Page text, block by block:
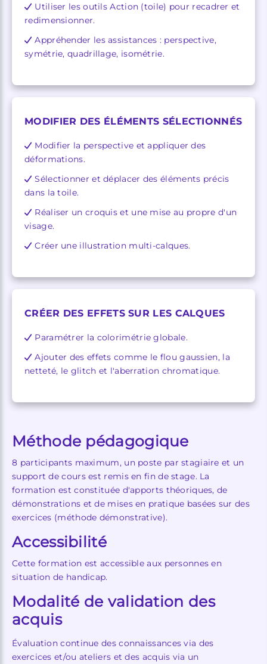
Utiliser les outils Action (toile) pour recadrer et
redimensionner.
Appréhender les assistances : perspective,
symétrie, quadrillage, isométrie.
MODIFIER DES ÉLÉMENTS SÉLECTIONNÉS
Modifier la perspective et appliquer des
déformations.
Sélectionner et déplacer des éléments précis
dans la toile.
Réaliser un croquis et une mise au propre d'un
visage.
Créer une illustration multi-calques.
CRÉER DES EFFETS SUR LES CALQUES
Paramétrer la colorimétrie globale.
Ajouter des effets comme le flou gaussien, la
netteté, le glitch et l'aberration chromatique.
Méthode pédagogique
8 participants maximum, un poste par stagiaire et un
support de cours est remis en fin de stage. La
formation est constituée d'apports théoriques, de
démonstrations et de mises en pratique basées sur des
exercices (méthode démonstrative).
Accessibilité
Cette formation est accessible aux personnes en
situation de handicap.
Modalité de validation des
acquis
Évaluation continue des connaissances via des
exercices et/ou ateliers et des acquis via un